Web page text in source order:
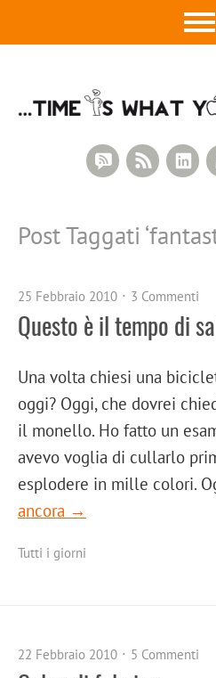
RSS
RSS
Post Taggati ‘
25 Febbraio 2010 3 Commenti
Questo è il tempo di
Una volta chiesi una
oggi? Oggi, che dovrei
il monello. Ho fatto un
avevo voglia di cullarlo
esplodere in mille colori.
ancora →
Tutti i giorni
22 Febbraio 2010 5 Commenti